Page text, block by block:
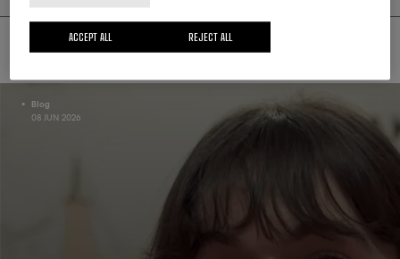
RELATED NEWS
Blog
08 JUN 2026
REJECT ALL
ACCEPT ALL